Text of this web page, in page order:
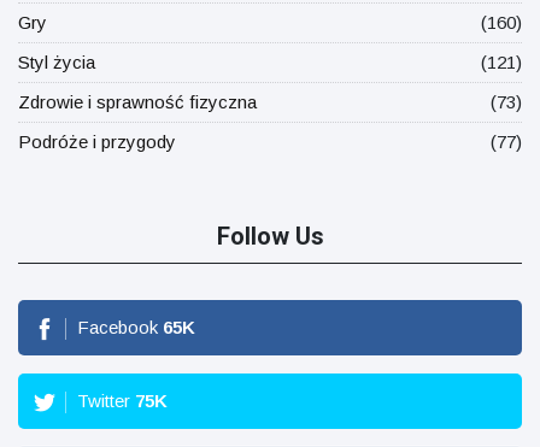
Gry
(160)
Styl życia
(121)
Zdrowie i sprawność fizyczna
(73)
Podróże i przygody
(77)
Follow Us
Facebook 65K
Twitter 75K